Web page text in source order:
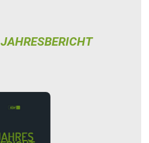
JAHRESBERICHT